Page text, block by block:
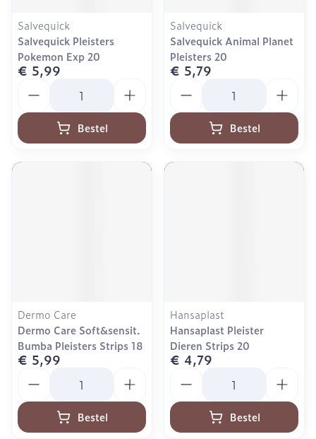
Salvequick
Salvequick Pleisters
Pokemon Exp 20
€ 5,99
Bestel
Salvequick
Salvequick Animal Planet
Pleisters 20
€ 5,79
Bestel
Dermo Care
Dermo Care Soft&sensit.
Bumba Pleisters Strips 18
€ 5,99
Bestel
Hansaplast
Hansaplast Pleister
Dieren Strips 20
€ 4,79
Bestel